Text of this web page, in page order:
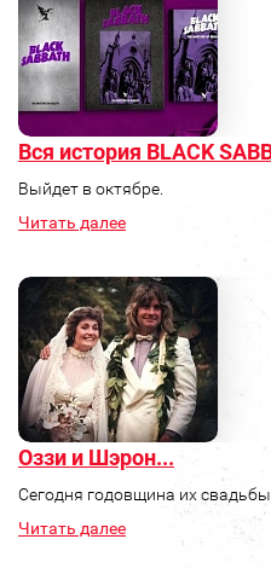
Вся история BLACK
Выйдет в октябре.
Читать далее
Оззи и Шэрон...
Сегодня годовщина их свадьбы.
Читать далее